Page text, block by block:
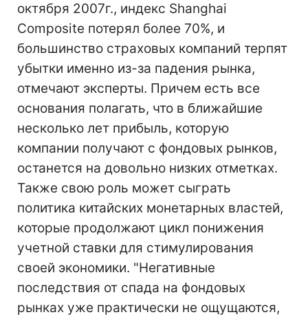
октября 2007г., индекс Shanghai
Composite потерял более 70%, и
большинство страховых компаний терпят
убытки именно из-за падения рынка,
отмечают эксперты. Причем есть все
основания полагать, что в ближайшие
несколько лет прибыль, которую
компании получают с фондовых рынков,
останется на довольно низких отметках.
Также свою роль может сыграть
политика китайских монетарных властей,
которые продолжают цикл понижения
учетной ставки для стимулирования
своей экономики. "Негативные
последствия от спада на фондовых
рынках уже практически не ощущаются,